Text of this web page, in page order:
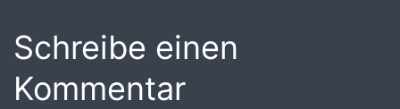
Schreibe einen
Kommentar